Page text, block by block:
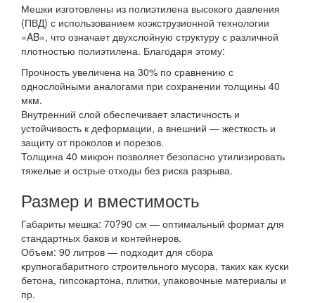
Мешки изготовлены из полиэтилена высокого давления
(ПВД) с использованием коэкструзионной технологии
«AB», что означает двухслойную структуру с различной
плотностью полиэтилена. Благодаря этому:
Прочность увеличена на 30% по сравнению с
однослойными аналогами при сохранении толщины 40
мкм.
Внутренний слой обеспечивает эластичность и
устойчивость к деформации, а внешний — жесткость и
защиту от проколов и порезов.
Толщина 40 микрон позволяет безопасно утилизировать
тяжелые и острые отходы без риска разрыва.
Размер и вместимость
Габариты мешка: 70?90 см — оптимальный формат для
стандартных баков и контейнеров.
Объем: 90 литров — подходит для сбора
крупногабаритного строительного мусора, таких как куски
бетона, гипсокартона, плитки, упаковочные материалы и
пр.